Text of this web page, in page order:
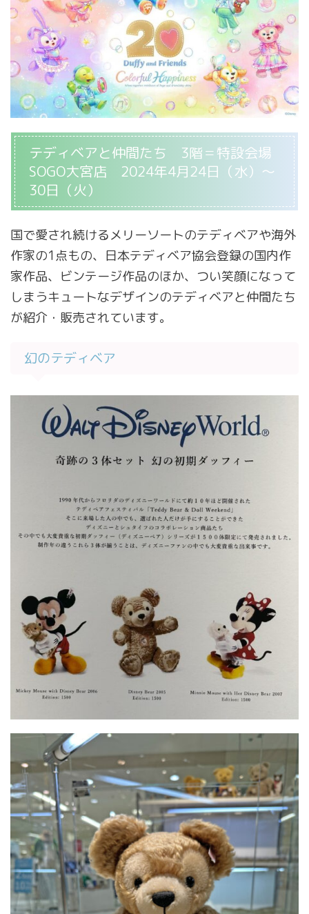
テディベアと仲間たち 3階＝特設会場
SOGO大宮店 2024年4月24日（水）～
30日（火）
国で愛され続けるメリーソートのテディベアや海外
作家の1点もの、日本テディベア協会登録の国内作
家作品、ビンテージ作品のほか、つい笑顔になって
しまうキュートなデザインのテディベアと仲間たち
が紹介・販売されています。
幻のテディベア